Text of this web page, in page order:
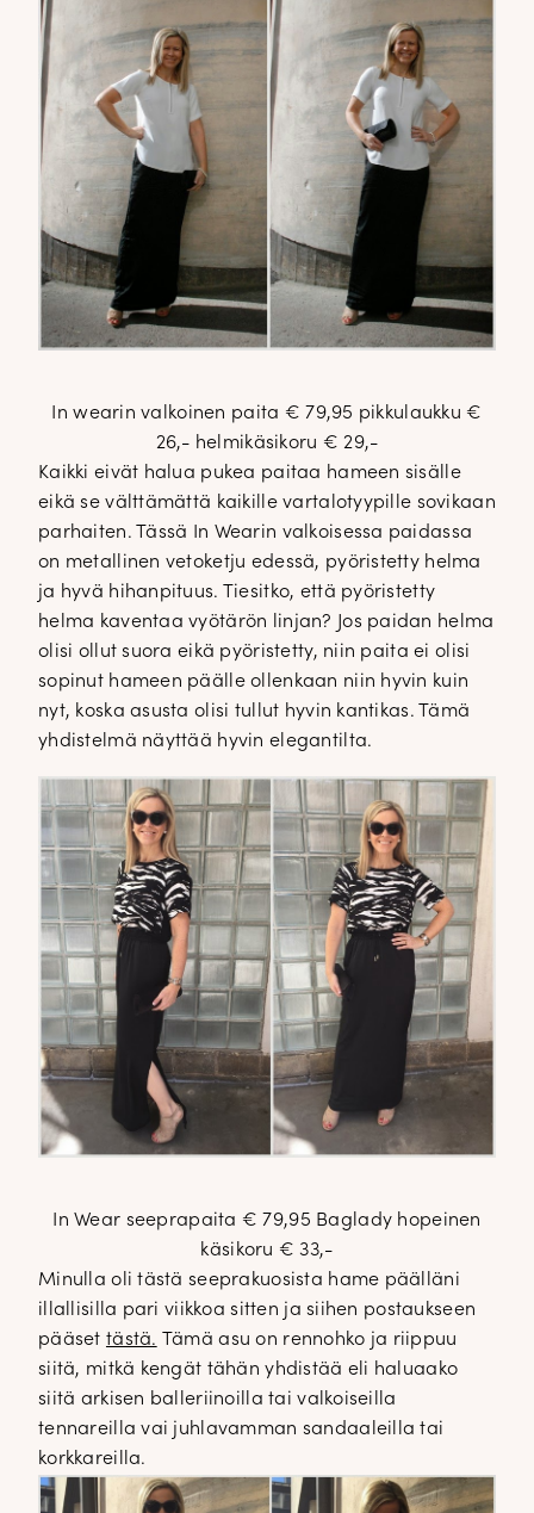
In wearin valkoinen paita € 79,95 pikkulaukku €
26,- helmikäsikoru € 29,-
Kaikki eivät halua pukea paitaa hameen sisälle
eikä se välttämättä kaikille vartalotyypille sovikaan
parhaiten. Tässä In Wearin valkoisessa paidassa
on metallinen vetoketju edessä, pyöristetty helma
ja hyvä hihanpituus. Tiesitko, että pyöristetty
helma kaventaa vyötärön linjan? Jos paidan helma
olisi ollut suora eikä pyöristetty, niin paita ei olisi
sopinut hameen päälle ollenkaan niin hyvin kuin
nyt, koska asusta olisi tullut hyvin kantikas. Tämä
yhdistelmä näyttää hyvin elegantilta.
In Wear seeprapaita € 79,95 Baglady hopeinen
käsikoru € 33,-
Minulla oli tästä seeprakuosista hame päälläni
illallisilla pari viikkoa sitten ja siihen postaukseen
pääset tästä.
Tämä asu on rennohko ja riippuu
siitä, mitkä kengät tähän yhdistää eli haluaako
siitä arkisen balleriinoilla tai valkoiseilla
tennareilla vai juhlavamman sandaaleilla tai
korkkareilla.